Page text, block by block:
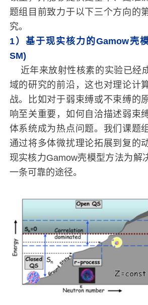
题组目前致力于以下三个方向的
究。
1）基于现实核力的Gamow壳
SM)
近年来放射性核素的实验已经
域的研究的前沿，这也对理论计
战。比如对于弱束缚或不束缚的
响至关重要，如何自洽描述弱束
体系统成为热点问题。我们课题
通过将多体微扰理论拓展到复的
现实核力Gamow壳模型方法为解
一条可靠的途径。